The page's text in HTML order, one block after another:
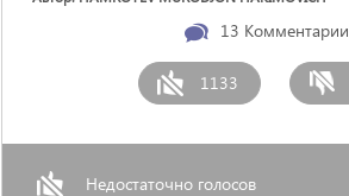
13 Комментарии
1133
Недостаточно голосов